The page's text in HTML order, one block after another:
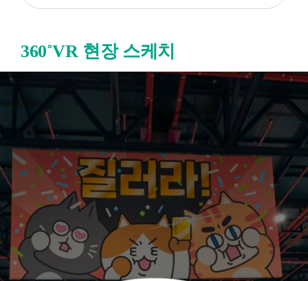
360˚VR 현장 스케치